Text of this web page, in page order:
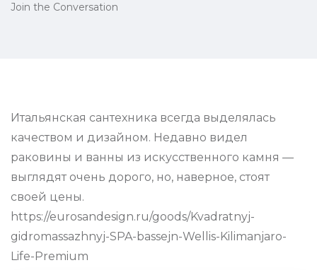
Join the Conversation
Итальянская сантехника всегда выделялась
качеством и дизайном. Недавно видел
раковины и ванны из искусственного камня —
выглядят очень дорого, но, наверное, стоят
своей цены.
https://eurosandesign.ru/goods/Kvadratnyj-
gidromassazhnyj-SPA-bassejn-Wellis-Kilimanjaro-
Life-Premium